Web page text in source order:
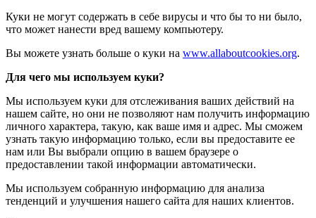
Куки не могут содержать в себе вирусы и что бы то ни было,
что может нанести вред вашему компьютеру.
Вы можете узнать больше о куки на www.allaboutcookies.org.
Для чего мы используем куки?
Мы используем куки для отслеживания ваших действий на
нашем сайте, но они не позволяют нам получить информацию
личного характера, такую, как ваше имя и адрес. Мы сможем
узнать такую информацию только, если вы предоставите ее
нам или Вы выбрали опцию в вашем браузере о
предоставлении такой информации автоматически.
Мы используем собранную информацию для анализа
тенденций и улучшения нашего сайта для наших клиентов.